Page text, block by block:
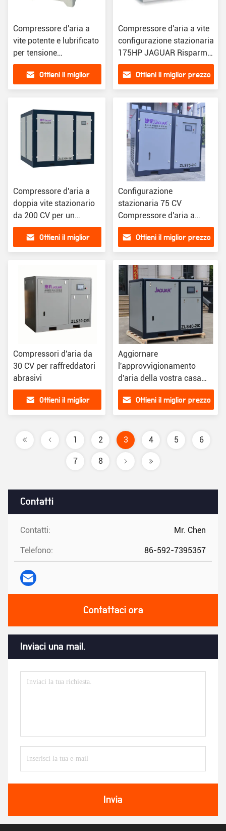
Contatti
Contatti: Mr. Chen
Telefono: 86-592-7395357
Contattaci ora
Inviaci una mail.
Invia
Compressore d'aria a
vite potente e lubrificato
per tensione
415V/380V/220V/60HZ/50HZ
Ottieni il miglior
Compressore d'aria a vite
configurazione stazionaria
175HP JAGUAR Risparmio
energetico
Ottieni il miglior prezzo
Compressore d'aria a
doppia vite stazionario
da 200 CV per un
funzionamento regolare
Ottieni il miglior
Configurazione
stazionaria 75 CV
Compressore d'aria a
scarico ad alto livello a
doppio stadio con basso
rumore
Ottieni il miglior prezzo
Compressori d'aria da
30 CV per raffreddatori
abrasivi
Ottieni il miglior
Aggiornare
l'approvvigionamento
d'aria della vostra casa
con il nostro Dual
Terminal Air Compressor
Online Support
Ottieni il miglior prezzo
1 2 3 4 5 6
7 8